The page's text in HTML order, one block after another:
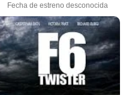
Fecha de estreno desconocida